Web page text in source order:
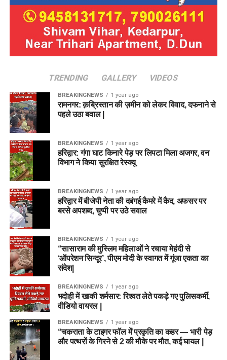
TRENDING GALLERY VIDEOS
BREAKINGNEWS 1 year ago
रामनगर: क़ब्रिस्तान की ज़मीन को लेकर विवाद, दफनाने से
पहले उठा बवाल |
BREAKINGNEWS 1 year ago
हरिद्वार: गंगा घाट किनारे पेड़ पर लिपटा मिला अजगर, वन
विभाग ने किया सुरक्षित रेस्क्यू
BREAKINGNEWS 1 year ago
हरिद्वार में बीजेपी नेता की दबंगई कैमरे में कैद, अफसर पर
बरसे अपशब्द, चुप्पी पर उठे सवाल
BREAKINGNEWS 1 year ago
“सासाराम की मुस्लिम महिलाओं ने रचाया मेहंदी से
‘ऑपरेशन सिन्दूर’, पीएम मोदी के स्वागत में गूंजा एकता का
संदेश|
BREAKINGNEWS 1 year ago
भदोही में खाकी शर्मसार: रिश्वत लेते पकड़े गए पुलिसकर्मी,
वीडियो वायरल |
BREAKINGNEWS 1 year ago
“चकराता के टाइगर फॉल में प्रकृति का कहर — भारी पेड़
और पत्थरों के गिरने से 2 की मौके पर मौत, कई घायल |